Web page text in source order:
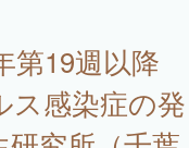
第19週以降
ス感染症の発